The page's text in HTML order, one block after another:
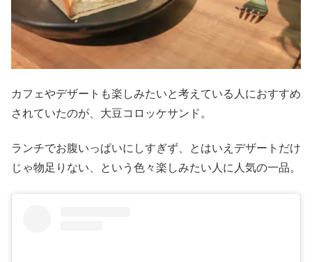
カフェやデザートも楽しみたいと考えている人におすすめ
されていたのが、大豆コロッケサンド。
ランチでお腹いっぱいにしすぎず、とはいえデザートだけ
じゃ物足りない、という色々楽しみたい人に人気の一品。